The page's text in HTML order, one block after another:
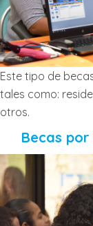
Este tipo de
tales como:
otros.
Becas